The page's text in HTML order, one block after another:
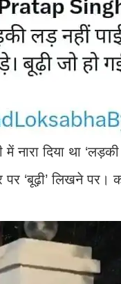
में नारा दिया था
‘बूढ़ी’ लिखने पर।